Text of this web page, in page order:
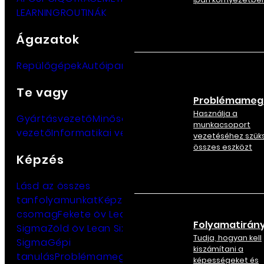
Használja a
munkacsoport
vezetéséhez
összes eszközt
Tudja, hogyan kell
kiszámítani a
képességeket és
LEARNINGROUTINÁK
Ágazatok
RepülőgépekAutóipar
Te vagy
GyártásvezetőMinőségügyi
vezetőInformatikai vezető
Képzés
Lásd az összes
tanfolyamunkatKépzési
csomagFekete öv Lean Six
SigmaZöld öv Lean Six
SigmaGépi
tanulásProblémamegoldás Folyamatirányítás